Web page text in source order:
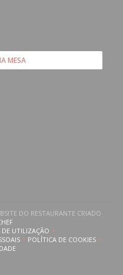
janela))
MESA
DO RESTAURANTE CRIADO
((ABRE NUMA NOVA JANELA))
JANELA))
UTILIZAÇÃO
((ABRE NUMA NOVA JANELA))
JANELA))POLÍTICA DE COOKIES
((ABRE NUMA
NUMA NOVA JANELA))